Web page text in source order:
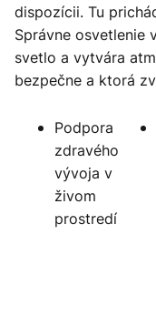
dispozícii. Tu
Správne osvetlenie
svetlo a vytvára
bezpečne a ktorá
Podpora
zdravého
vývoja v
živom
prostredí